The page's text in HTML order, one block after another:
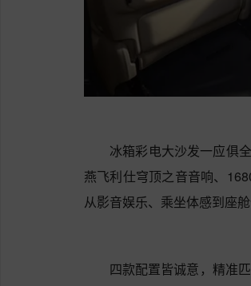
冰箱彩电大沙发一应俱
燕飞利仕穹顶之音音响、
从影音娱乐、乘坐体感到座
四款配置皆诚意，精准